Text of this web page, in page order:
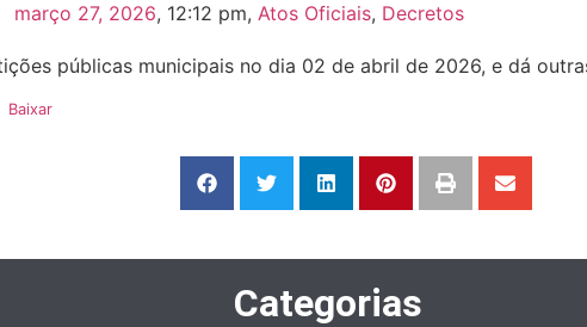
março 27, 2026, 12:12 pm, Atos Oficiais, Decretos
públicas municipais no dia 02 de abril de 2026, e dá
Baixar
Categorias